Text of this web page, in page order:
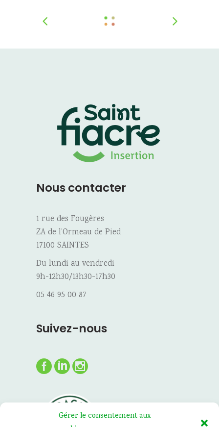
Gérer le consentement aux
Nous contacter
1 rue des Fougères
ZA de l’Ormeau de Pied
17100 SAINTES
Du lundi au vendredi
9h-12h30/13h30-17h30
05 46 95 00 87
Suivez-nous